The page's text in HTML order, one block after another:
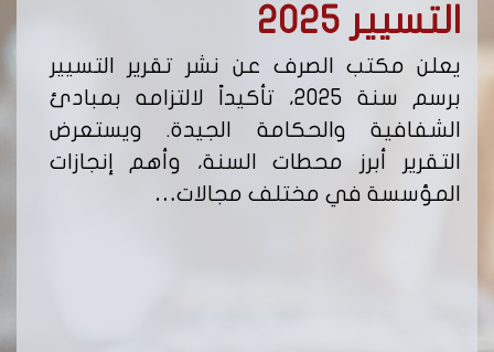
التسيير 2025
يعلن مكتب الصرف عن نشر تقرير التسيير
برسم سنة 2025، تأكيداً لالتزامه بمبادئ
الشفافية والحكامة الجيدة. ويستعرض
التقرير أبرز محطات السنة، وأهم إنجازات
المؤسسة في مختلف مجالات…